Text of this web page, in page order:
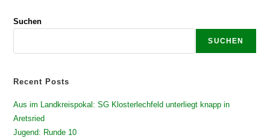
Suchen
SUCHEN
Recent Posts
Aus im Landkreispokal: SG Klosterlechfeld unterliegt knapp in
Aretsried
Jugend: Runde 10